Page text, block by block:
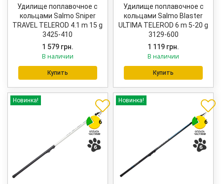
Удилище поплавочное с
кольцами Salmo Sniper
TRAVEL TELEROD 4.1 m 15 g
3425-410
1 579 грн.
В наличии
Купить
Удилище поплавочное с
кольцами Salmo Blaster
ULTIMA TELEROD 6 m 5-20 g
3129-600
1 119 грн.
В наличии
Купить
Новинка! Новинка!